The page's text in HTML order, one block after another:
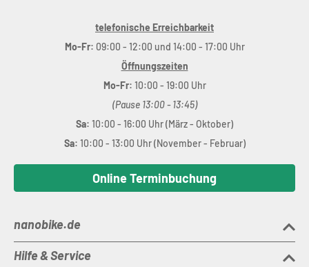
telefonische Erreichbarkeit
Mo-Fr: 09:00 - 12:00 und 14:00 - 17:00 Uhr
Öffnungszeiten
Mo-Fr: 10:00 - 19:00 Uhr
(Pause 13:00 - 13:45)
Sa: 10:00 - 16:00 Uhr (März - Oktober)
Sa: 10:00 - 13:00 Uhr (November - Februar)
Online Terminbuchung
nanobike.de
Hilfe & Service